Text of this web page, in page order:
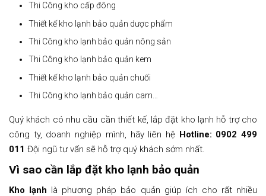
Thi Công kho cấp đông
Thiết kế kho lạnh bảo quản dược phẩm
Thi Công kho lạnh bảo quản nông sản
Thi Công kho lạnh bảo quản kem
Thiết kế kho lạnh bảo quản chuối
Thi Công kho lạnh bảo quản cam…
Quý khách có nhu cầu cần thiết kế, lắp đặt kho lạnh hỗ trợ cho
công ty, doanh nghiệp mình, hãy liên hệ Hotline: 0902 499
011 Đội ngũ tư vấn sẽ hỗ trợ quý khách sớm nhất.
Vì sao cần lắp đặt kho lạnh bảo quản
Kho lạnh là phương pháp bảo quản giúp ích cho rất nhiều